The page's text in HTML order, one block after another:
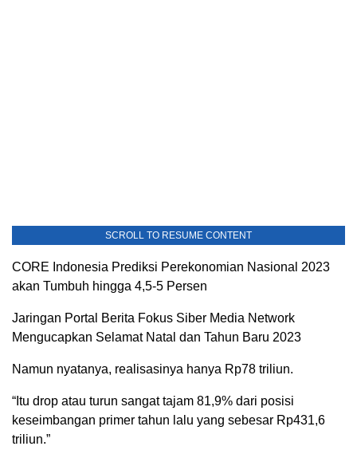
SCROLL TO RESUME CONTENT
CORE Indonesia Prediksi Perekonomian Nasional 2023
akan Tumbuh hingga 4,5-5 Persen
Jaringan Portal Berita Fokus Siber Media Network
Mengucapkan Selamat Natal dan Tahun Baru 2023
Namun nyatanya, realisasinya hanya Rp78 triliun.
“Itu drop atau turun sangat tajam 81,9% dari posisi
keseimbangan primer tahun lalu yang sebesar Rp431,6
triliun.”